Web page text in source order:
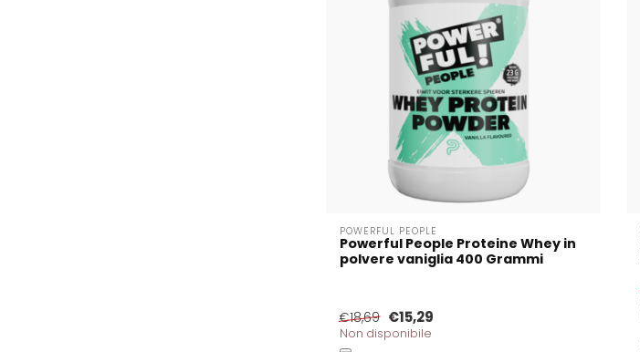
POWERFUL PEOPLE
Powerful People Proteine Whey in
polvere vaniglia 400 Grammi
€18,69 €15,29
Non disponibile